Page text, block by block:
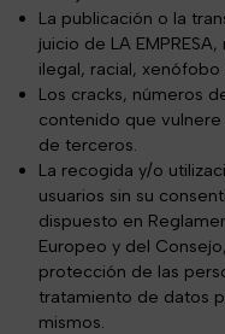
La publicación o la
juicio de LA
ilegal, racial,
Los cracks, números
contenido que
de terceros.
La recogida y/o
usuarios sin su
dispuesto en
Europeo y del
protección de las
tratamiento de datos
mismos.